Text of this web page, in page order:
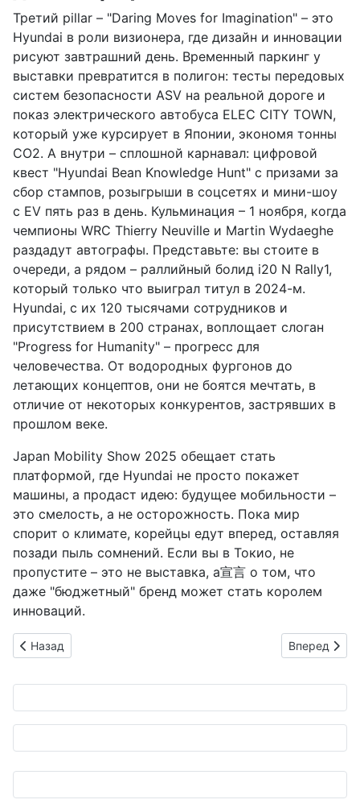
Третий pillar – "Daring Moves for Imagination" – это
Hyundai в роли визионера, где дизайн и инновации
рисуют завтрашний день. Временный паркинг у
выставки превратится в полигон: тесты передовых
систем безопасности ASV на реальной дороге и
показ электрического автобуса ELEC CITY TOWN,
который уже курсирует в Японии, экономя тонны
CO2. А внутри – сплошной карнавал: цифровой
квест "Hyundai Bean Knowledge Hunt" с призами за
сбор стампов, розыгрыши в соцсетях и мини-шоу
с EV пять раз в день. Кульминация – 1 ноября, когда
чемпионы WRC Thierry Neuville и Martin Wydaeghe
раздадут автографы. Представьте: вы стоите в
очереди, а рядом – раллийный болид i20 N Rally1,
который только что выиграл титул в 2024-м.
Hyundai, с их 120 тысячами сотрудников и
присутствием в 200 странах, воплощает слоган
"Progress for Humanity" – прогресс для
человечества. От водородных фургонов до
летающих концептов, они не боятся мечтать, в
отличие от некоторых конкурентов, застрявших в
прошлом веке.
Japan Mobility Show 2025 обещает стать
платформой, где Hyundai не просто покажет
машины, а продаст идею: будущее мобильности –
это смелость, а не осторожность. Пока мир
спорит о климате, корейцы едут вперед, оставляя
позади пыль сомнений. Если вы в Токио, не
пропустите – это не выставка, а宣言 о том, что
даже "бюджетный" бренд может стать королем
инноваций.
Предыдущий: Первый Leaf: Как мойка превращает пионера
Назад Следующий:
Вперед